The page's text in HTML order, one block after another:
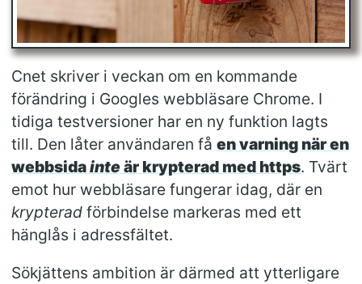
Cnet skriver i veckan om en kommande
förändring i Googles webbläsare Chrome. I
tidiga testversioner har en ny funktion lagts
till. Den låter användaren fåen varning när en
webbsidainte är krypterad med https. Tvärt
emot hur webbläsare fungerar idag, där en
krypterad förbindelse markeras med ett
hänglås i adressfältet.
Sökjättens ambition är därmed att ytterligare